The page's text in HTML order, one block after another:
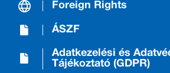
Foreign Rights
ÁSZF
Adatkezelési és
Tájékoztató (GDPR)